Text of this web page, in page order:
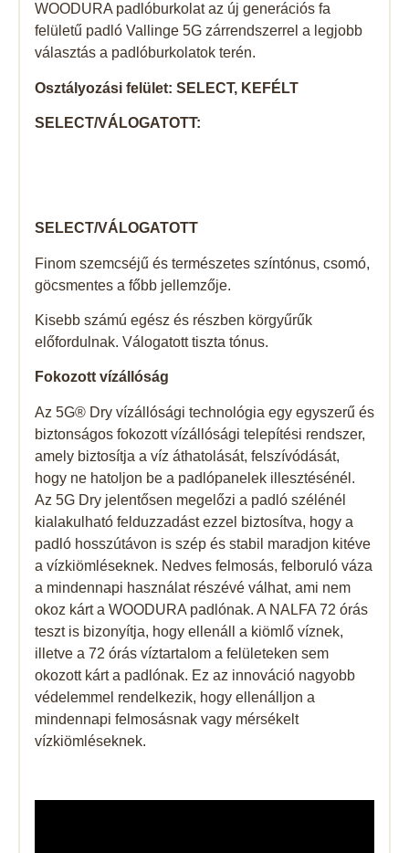
WOODURA padlóburkolat az új generációs fa
felületű padló Vallinge 5G zárrendszerrel a legjobb
választás a padlóburkolatok terén.
Osztályozási felület: SELECT, KEFÉLT
SELECT/VÁLOGATOTT:
SELECT/VÁLOGATOTT
Finom szemcséjű és természetes színtónus, csomó,
göcsmentes a főbb jellemzője.
Kisebb számú egész és részben körgyűrűk
előfordulnak. Válogatott tiszta tónus.
Fokozott vízállóság
Az 5G® Dry vízállósági technológia egy egyszerű és
biztonságos fokozott vízállósági telepítési rendszer,
amely biztosítja a víz áthatolását, felszívódását,
hogy ne hatoljon be a padlópanelek illesztésénél.
Az 5G Dry jelentősen megelőzi a padló szélénél
kialakulható felduzzadást ezzel biztosítva, hogy a
padló hosszútávon is szép és stabil maradjon kitéve
a vízkiömléseknek. Nedves felmosás, felboruló váza
a mindennapi használat részévé válhat, ami nem
okoz kárt a WOODURA padlónak. A NALFA 72 órás
teszt is bizonyítja, hogy ellenáll a kiömlő víznek,
illetve a 72 órás víztartalom a felületeken sem
okozott kárt a padlónak. Ez az innováció nagyobb
védelemmel rendelkezik, hogy ellenálljon a
mindennapi felmosásnak vagy mérsékelt
vízkiömléseknek.